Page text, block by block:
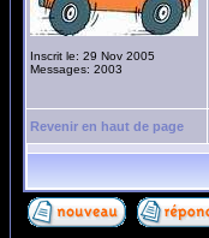
Inscrit le: 29 Nov 2005
Messages: 2003
Revenir en haut de page